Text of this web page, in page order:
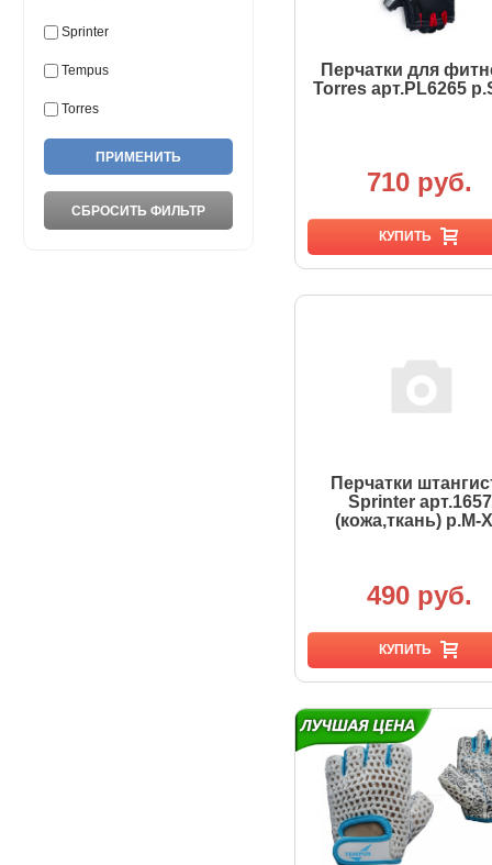
Sprinter
Tempus
Torres
Перчатки для
Torres арт.PL6265
710 руб.
КУПИТЬ
Перчатки
Sprinter арт.1657
(кожа,ткань) р.M-
490 руб.
КУПИТЬ